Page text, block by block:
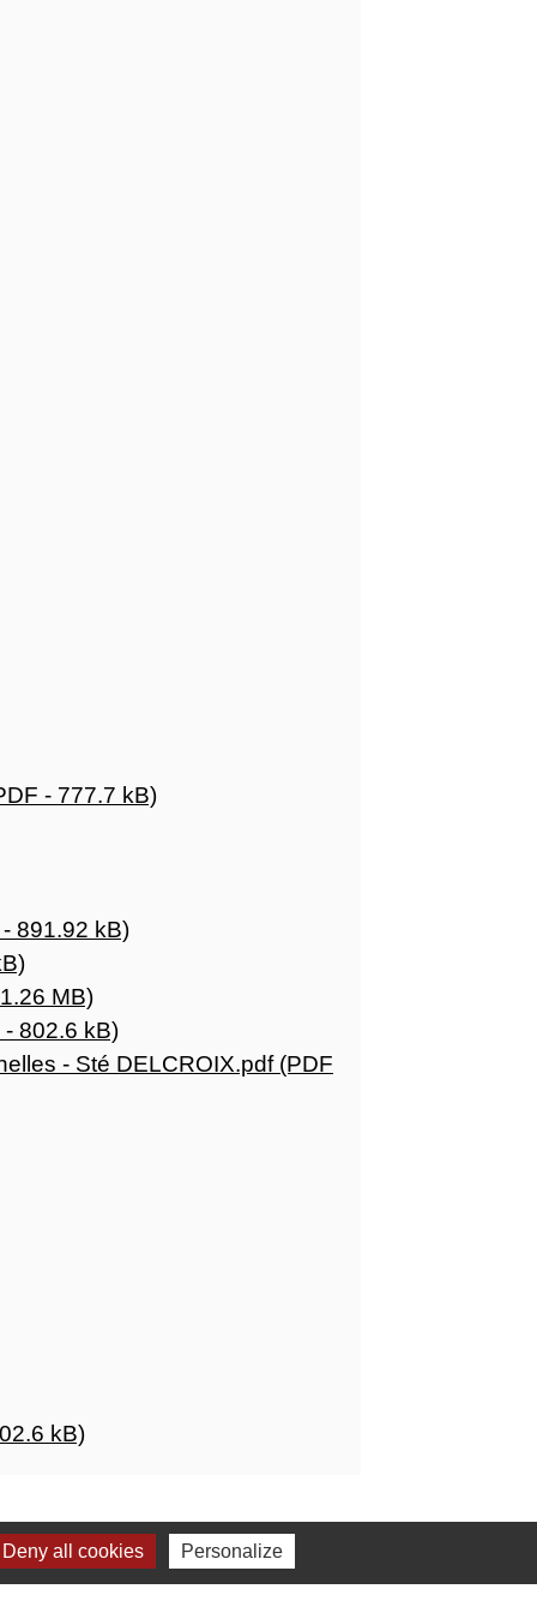
- 777.7 kB)
891.92 kB)
MB)
802.6 kB)
- Sté DELCROIX.pdf (PDF
kB)
all cookies Personalize